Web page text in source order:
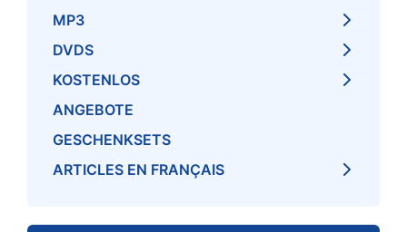
MP3
DVDS
KOSTENLOS
ANGEBOTE
GESCHENKSETS
ARTICLES EN FRANÇAIS